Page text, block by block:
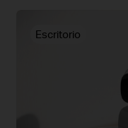
Escritorio